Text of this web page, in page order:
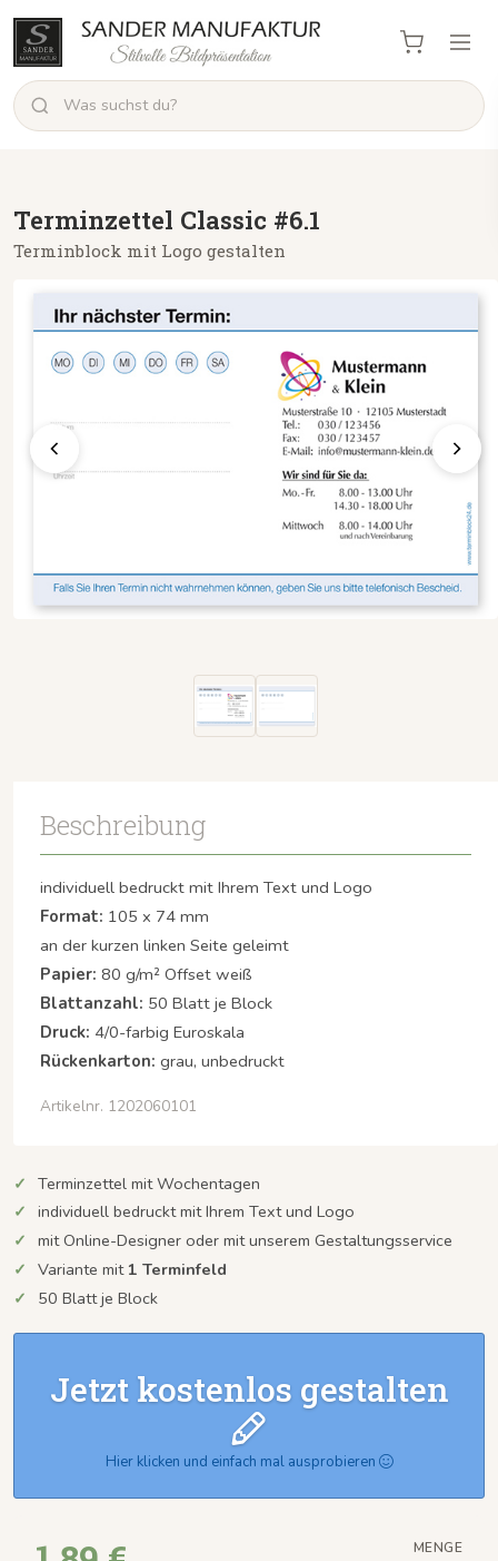
Terminzettel Classic #6.1
Terminblock mit Logo gestalten
Beschreibung
individuell bedruckt mit Ihrem Text und Logo
Format: 105 x 74 mm
an der kurzen linken Seite geleimt
Papier: 80 g/m² Offset weiß
Blattanzahl: 50 Blatt je Block
Druck: 4/0-farbig Euroskala
Rückenkarton: grau, unbedruckt
Artikelnr. 1202060101
Terminzettel mit Wochentagen
individuell bedruckt mit Ihrem Text und Logo
mit Online-Designer oder mit unserem Gestaltungsservice
Variante mit 1 Terminfeld
50 Blatt je Block
Hier klicken und einfach mal ausprobieren
MENGE